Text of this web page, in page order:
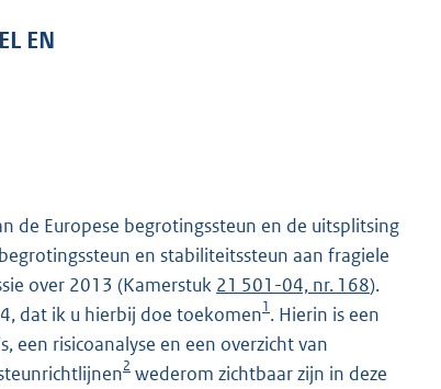
EN
de Europese begrotingssteun en de uitsplitsing
en stabiliteitssteun aan fragiele
over 2013 (Kamerstuk 21 501-04, nr. 168).
dat ik u hierbij doe toekomen1. Hierin is een
een risicoanalyse en een overzicht van
2 wederom zichtbaar zijn in deze